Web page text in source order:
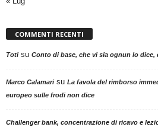
COMMENTI RECENTI
Totisu Conto di base, che vi sia ognun lo dice,
Marco Calamarisu La favola del rimborso
europeo sulle frodi non dice
Challenger bank, concentrazione di ricavo e